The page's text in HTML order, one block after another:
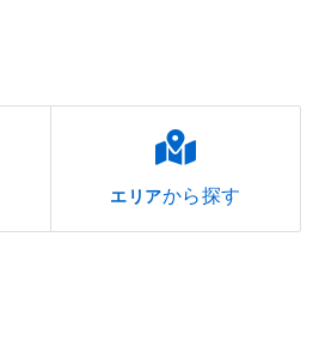
エリアから探す